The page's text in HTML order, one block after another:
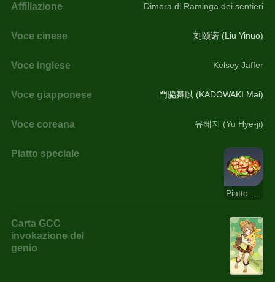
Affiliazione Dimora di Raminga dei sentieri
Voce cinese 刘颐诺 (Liu Yinuo)
Voce inglese Kelsey Jaffer
Voce giapponese 門脇舞以 (KADOWAKI Mai)
Voce coreana 유혜지 (Yu Hye-ji)
Piatto speciale
Piatto comune di Qingce
Carta GCC
invokazione del
genio